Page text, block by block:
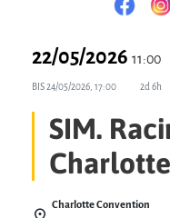
22/05/2026 11:00
BIS24/05/2026, 17:00 2d 6h
SIM.
Charlotte
Charlotte Convention